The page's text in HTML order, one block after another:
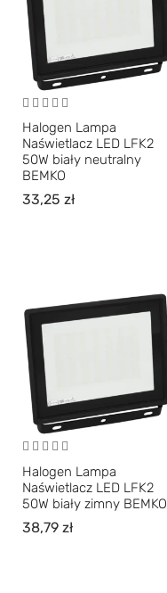
Halogen Lampa
Naświetlacz LED LFK2
50W biały neutralny
BEMKO
33,25 zł
Halogen Lampa
Naświetlacz LED LFK2
50W biały zimny BEMKO
38,79 zł